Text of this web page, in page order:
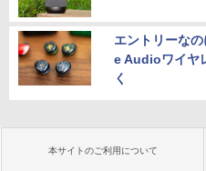
エントリーな
e Audioワイヤ
く
本サイトのご利用について